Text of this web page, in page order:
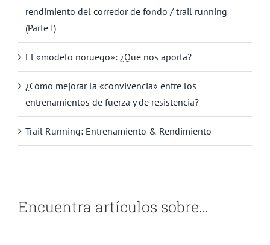
rendimiento del corredor de fondo / trail running
(Parte I)
El «modelo noruego»: ¿Qué nos aporta?
¿Cómo mejorar la «convivencia» entre los
entrenamientos de fuerza y de resistencia?
Trail Running: Entrenamiento & Rendimiento
Encuentra artículos sobre…